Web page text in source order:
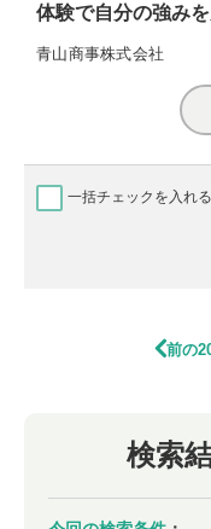
体験で自分の強み
青山商事株式会社
一括チェックを入れる
前の
検索